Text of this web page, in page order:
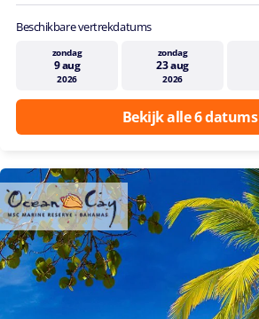
Beschikbare vertrekdatums
zondag
9 aug
2026
zondag
23 aug
2026
Bekijk alle 6 datums